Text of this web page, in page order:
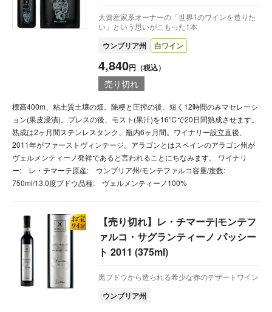
大資産家系オーナーの「世界1のワインを造りた
い」という思いがこもった1本
ウンブリア州 白ワイン
4,840円（税込）
売り切れ
標高400m、粘土質土壌の畑。除梗と圧搾の後、短く12時間のみマセレーシ
ョン(果皮浸漬)。プレスの後、モスト(果汁)を16℃で20日間熟成させます。
熟成は2ヶ月間ステンレスタンク、瓶内6ヶ月間。ワイナリー設立直後、
2011年がファーストヴィンテージ。アラゴンとはスペインのアラゴン州が
ヴェルメンティーノ発祥であると言われることにちなみます。 ワイナリ
ー: レ・チマーテ原産: ウンブリア州/モンテファルコ容量/度数:
750ml/13.0度ブドウ品種: ヴェルメンティーノ100%
【売り切れ】レ・チマーテ|モンテフ
ァルコ・サグランティーノ パッシー
ト 2011 (375ml)
黒ブドウから造られる希少な赤のデザートワイン
ウンブリア州